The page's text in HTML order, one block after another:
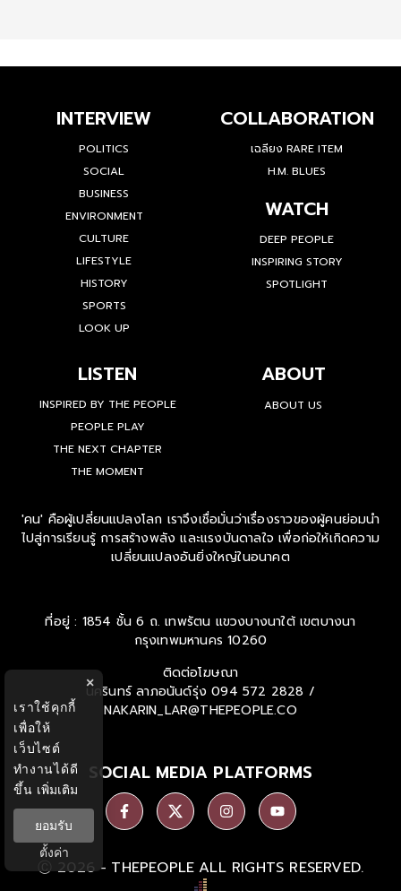
INTERVIEW
POLITICS
SOCIAL
BUSINESS
ENVIRONMENT
CULTURE
LIFESTYLE
HISTORY
SPORTS
LOOK UP
COLLABORATION
เฉลียง RARE ITEM
H.M. BLUES
WATCH
DEEP PEOPLE
INSPIRING STORY
SPOTLIGHT
LISTEN
INSPIRED BY THE PEOPLE
PEOPLE PLAY
THE NEXT CHAPTER
THE MOMENT
ABOUT
ABOUT US
'คน' คือผู้เปลี่ยนแปลงโลก เราจึงเชื่อมั่นว่าเรื่องราวของผู้คนย่อมนำ
ไปสู่การเรียนรู้ การสร้างพลัง และแรงบันดาลใจ เพื่อก่อให้เกิดความ
เปลี่ยนแปลงอันยิ่งใหญ่ในอนาคต
ที่อยู่ : 1854 ชั้น 6 ถ. เทพรัตน แขวงบางนาใต้ เขตบางนา
กรุงเทพมหานคร 10260
ติดต่อโฆษณา
นครินทร์ ลาภอนันด์รุ่ง 094 572 2828 /
NAKARIN_LAR@THEPEOPLE.CO
SOCIAL MEDIA PLATFORMS
Ⓒ 2026 - THEPEOPLE ALL RIGHTS RESERVED.
×
เราใช้คุกกี้
เพื่อให้
เว็บไซต์
ทำงานได้ดี
ขึ้น เพิ่มเติม
ยอมรับ
ตั้งค่า